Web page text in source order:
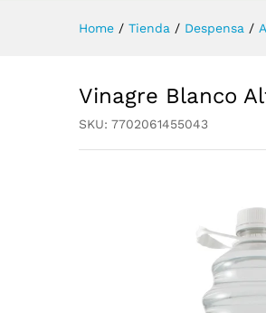
Bebidas, Pasabocas y
Home / Tienda / Despensa /
Vinagre Blanco
SKU: 7702061455043